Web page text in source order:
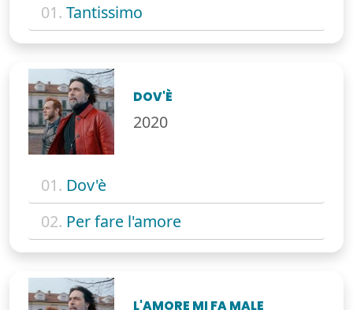
01. Tantissimo
DOV'È
2020
01. Dov'è
02. Per fare l'amore
L'AMORE MI FA MALE